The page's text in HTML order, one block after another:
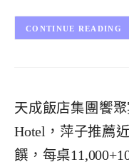
CONTINUE READING
天成飯店集團饗
Hotel，萍子推薦
饌，每桌